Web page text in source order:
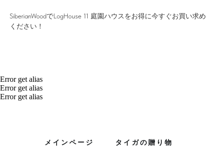
SiberianWoodでLogHouse 11 庭園ハウスをお得に今すぐお買い求め
ください！
Error get alias
Error get alias
Error get alias
メインページ タイガの贈り物